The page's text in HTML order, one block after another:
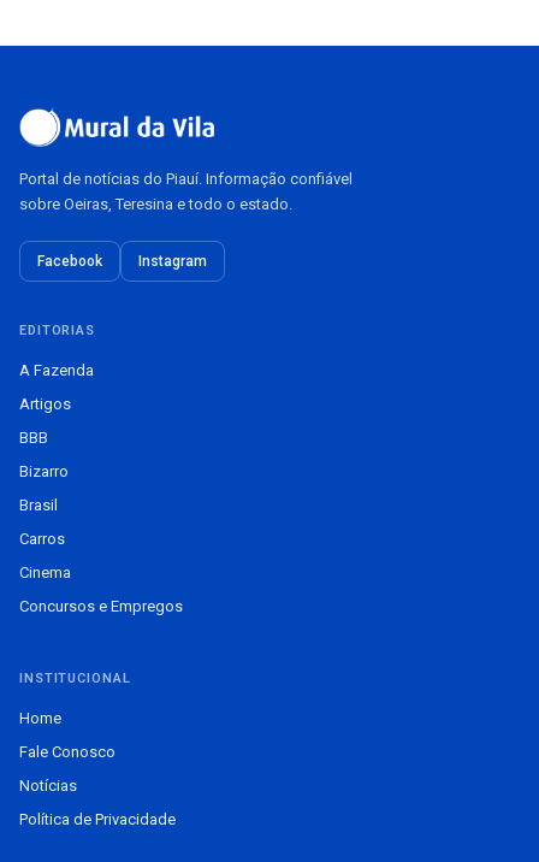
Portal de notícias do Piauí. Informação confiável
sobre Oeiras, Teresina e todo o estado.
Facebook Instagram
EDITORIAS
A Fazenda
Artigos
BBB
Bizarro
Brasil
Carros
Cinema
Concursos e Empregos
INSTITUCIONAL
Home
Fale Conosco
Notícias
Política de Privacidade